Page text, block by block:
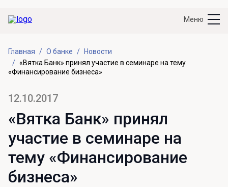
Меню
Главная О банке
Новости
«Вятка Банк» принял участие в семинаре на тему
«Финансирование бизнеса»
12.10.2017
«Вятка Банк» принял
участие в семинаре на
тему «Финансирование
бизнеса»